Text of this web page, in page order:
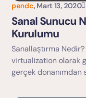
pendc, Mart 13, 2020
Sanal Sunucu
Kurulumu
Sanallaştırma
virtualization olarak
gerçek donanımdan